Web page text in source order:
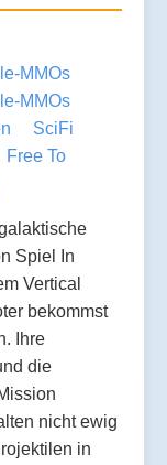
MMOs
MMOs
SciFi
Free To
Spiel In
Vertical
bekommst
Ihre
die
nicht ewig
in